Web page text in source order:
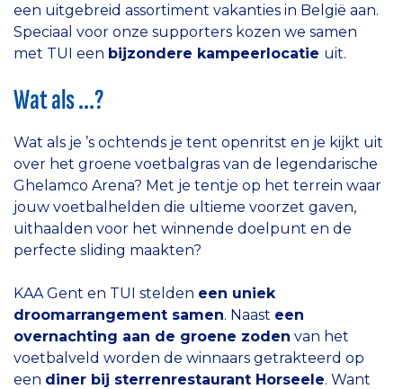
een uitgebreid assortiment vakanties in België aan.
Speciaal voor onze supporters kozen we samen
met TUI een bijzondere kampeerlocatie uit.
Wat als ...?
Wat als je ’s ochtends je tent openritst en je kijkt uit
over het groene voetbalgras van de legendarische
Ghelamco Arena? Met je tentje op het terrein waar
jouw voetbalhelden die ultieme voorzet gaven,
uithaalden voor het winnende doelpunt en de
perfecte sliding maakten?
KAA Gent en TUI stelden een uniek
droomarrangement samen. Naast een
overnachting aan de groene zoden van het
voetbalveld worden de winnaars getrakteerd op
een diner bij sterrenrestaurant Horseele. Want